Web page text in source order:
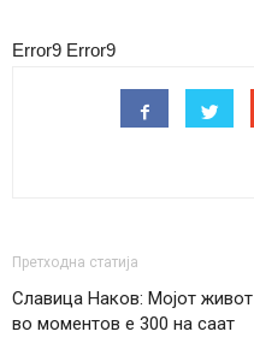
Error9 Error9
Претходна статија
Славица Наков: Мојот живот
во моментов е 300 на саат